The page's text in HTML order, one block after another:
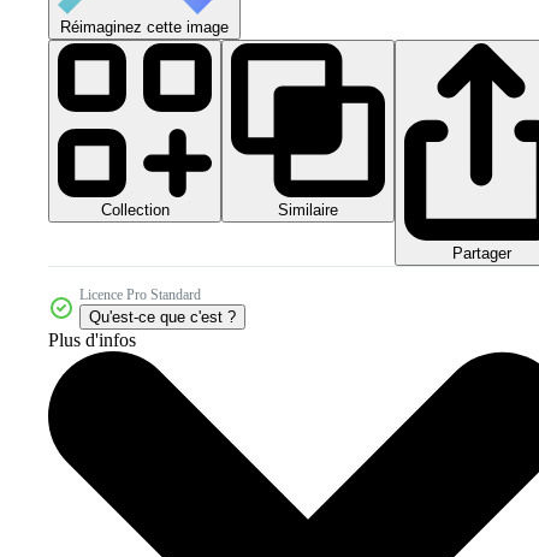
Réimaginez cette image
Collection Similaire
Partager
Licence Pro Standard
Qu'est-ce que c'est ?
Plus d'infos